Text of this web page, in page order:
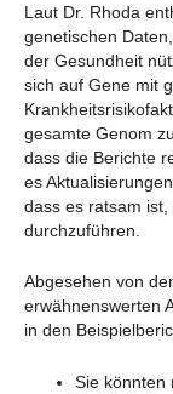
Laut Dr. Rhoda
genetischen
der Gesundheit
sich auf Gene mit
gesamte Genom
dass die Berichte
es
dass es ratsam
durchzuführen.
Abgesehen von
erwähnenswerten
in den
Sie könnten